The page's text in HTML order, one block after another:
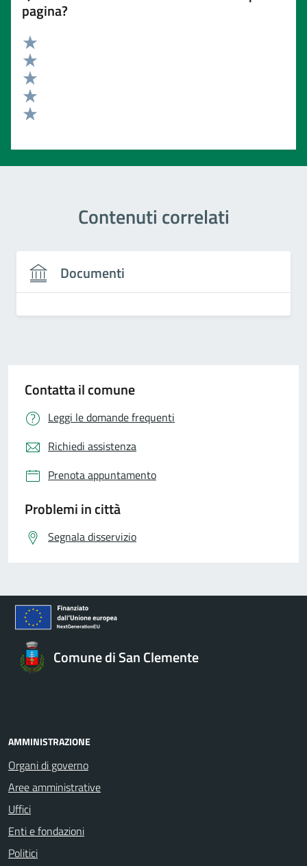
pagina?
Valuta 5 stelle su 5
Valuta 4 stelle su 5
Valuta 3 stelle su 5
Valuta 2 stelle su 5
Contenuti correlati
Documenti
Contatta il comune
Leggi le domande frequenti
Richiedi assistenza
Prenota appuntamento
Problemi in città
Segnala disservizio
Comune di San Clemente
AMMINISTRAZIONE
Organi di governo
Aree amministrative
Uffici
Enti e fondazioni
Politici